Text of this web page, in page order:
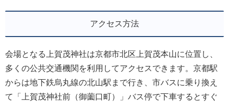
アクセス方法
会場となる上賀茂神社は京都市北区上賀茂本山に位置し、
多くの公共交通機関を利用してアクセスできます。京都駅
からは地下鉄烏丸線の北山駅まで行き、市バスに乗り換え
て「上賀茂神社前（御薗口町）」バス停で下車するとすぐ